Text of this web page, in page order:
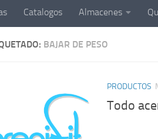
Catalogos Almacenes
BAJAR DE PESO
PRODUCTOS
Todo